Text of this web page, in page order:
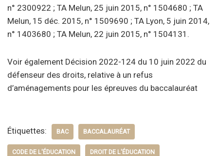
n° 2300922 ; TA Melun, 25 juin 2015, n° 1504680 ; TA
Melun, 15 déc. 2015, n° 1509690 ; TA Lyon, 5 juin 2014,
n° 1403680 ; TA Melun, 22 juin 2015, n° 1504131.
Voir également Décision 2022-124 du 10 juin 2022 du
défenseur des droits, relative à un refus
d’aménagements pour les épreuves du baccalauréat
Étiquettes: BAC BACCALAURÉAT
CODE DE L'ÉDUCATION DROIT DE L'ÉDUCATION